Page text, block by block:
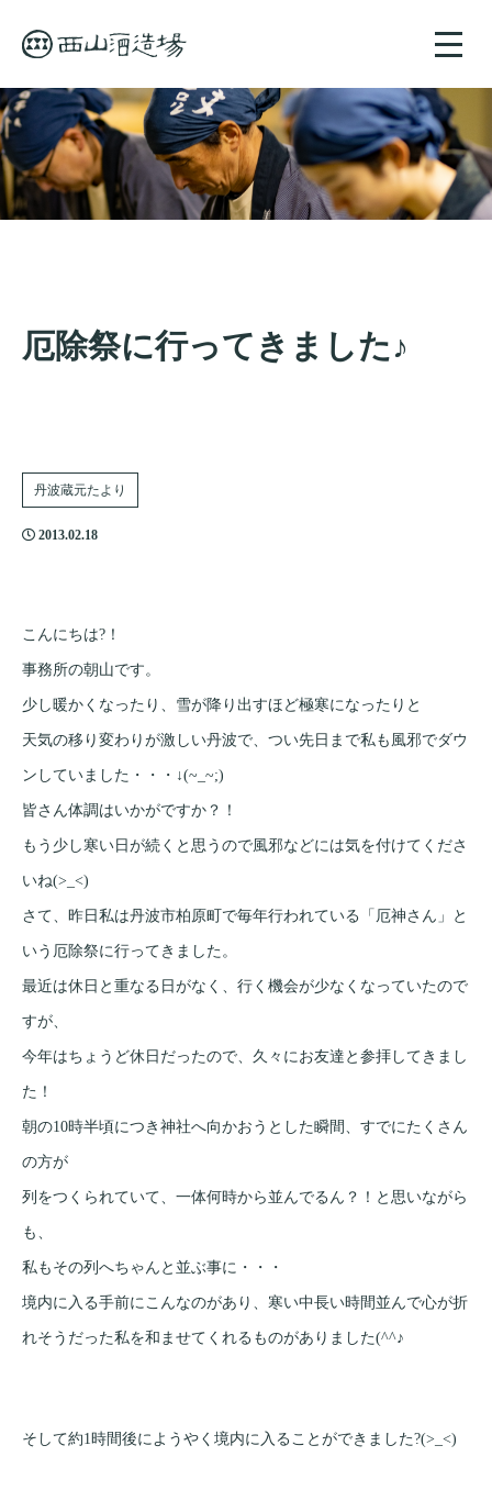
toggle
厄除祭に行ってきました♪
丹波蔵元たより
2013.02.18
こんにちは?！
事務所の朝山です。
少し暖かくなったり、雪が降り出すほど極寒になったりと
天気の移り変わりが激しい丹波で、つい先日まで私も風邪でダウ
ンしていました・・・↓(~_~;)
皆さん体調はいかがですか？！
もう少し寒い日が続くと思うので風邪などには気を付けてくださ
いね(>_<)
さて、昨日私は丹波市柏原町で毎年行われている「厄神さん」と
いう厄除祭に行ってきました。
最近は休日と重なる日がなく、行く機会が少なくなっていたので
すが、
今年はちょうど休日だったので、久々にお友達と参拝してきまし
た！
朝の10時半頃につき神社へ向かおうとした瞬間、すでにたくさん
の方が
列をつくられていて、一体何時から並んでるん？！と思いながら
も、
私もその列へちゃんと並ぶ事に・・・
境内に入る手前にこんなのがあり、寒い中長い時間並んで心が折
れそうだった私を和ませてくれるものがありました(^^♪
そして約1時間後にようやく境内に入ることができました?(>_<)